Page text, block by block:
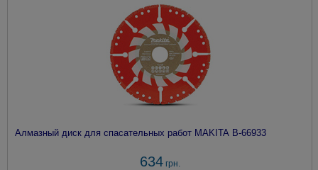
Алмазный диск для спасательных работ MAKITA B-66933
634грн.